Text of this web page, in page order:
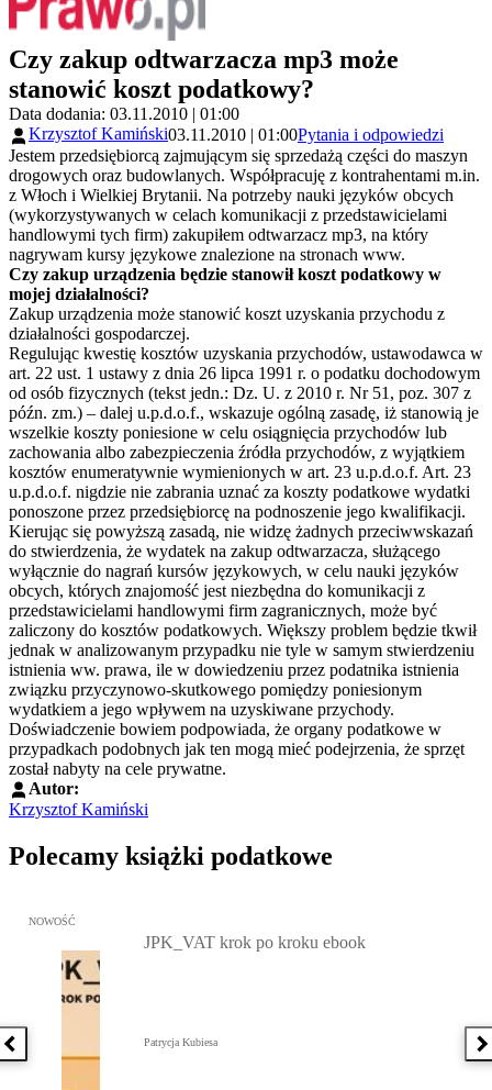
Czy zakup odtwarzacza mp3 może
stanowić koszt podatkowy?
Data dodania: 03.11.2010 | 01:00
Krzysztof Kamiński03.11.2010 | 01:00Pytania i odpowiedzi
Jestem przedsiębiorcą zajmującym się sprzedażą części do maszyn
drogowych oraz budowlanych. Współpracuję z kontrahentami m.in.
z Włoch i Wielkiej Brytanii. Na potrzeby nauki języków obcych
(wykorzystywanych w celach komunikacji z przedstawicielami
handlowymi tych firm) zakupiłem odtwarzacz mp3, na który
nagrywam kursy językowe znalezione na stronach www.
Czy zakup urządzenia będzie stanowił koszt podatkowy w
mojej działalności?
Zakup urządzenia może stanowić koszt uzyskania przychodu z
działalności gospodarczej.
Regulując kwestię kosztów uzyskania przychodów, ustawodawca w
art. 22 ust. 1 ustawy z dnia 26 lipca 1991 r. o podatku dochodowym
od osób fizycznych (tekst jedn.: Dz. U. z 2010 r. Nr 51, poz. 307 z
późn. zm.) – dalej u.p.d.o.f., wskazuje ogólną zasadę, iż stanowią je
wszelkie koszty poniesione w celu osiągnięcia przychodów lub
zachowania albo zabezpieczenia źródła przychodów, z wyjątkiem
kosztów enumeratywnie wymienionych w art. 23 u.p.d.o.f. Art. 23
u.p.d.o.f. nigdzie nie zabrania uznać za koszty podatkowe wydatki
ponoszone przez przedsiębiorcę na podnoszenie jego kwalifikacji.
Kierując się powyższą zasadą, nie widzę żadnych przeciwwskazań
do stwierdzenia, że wydatek na zakup odtwarzacza, służącego
wyłącznie do nagrań kursów językowych, w celu nauki języków
obcych, których znajomość jest niezbędna do komunikacji z
przedstawicielami handlowymi firm zagranicznych, może być
zaliczony do kosztów podatkowych. Większy problem będzie tkwił
jednak w analizowanym przypadku nie tyle w samym stwierdzeniu
istnienia ww. prawa, ile w dowiedzeniu przez podatnika istnienia
związku przyczynowo-skutkowego pomiędzy poniesionym
wydatkiem a jego wpływem na uzyskiwane przychody.
Doświadczenie bowiem podpowiada, że organy podatkowe w
przypadkach podobnych jak ten mogą mieć podejrzenia, że sprzęt
został nabyty na cele prywatne.
Autor:
Krzysztof Kamiński
Polecamy książki podatkowe
Poprzednia książka
Przejdź do: JPK_VAT krok po kroku ebook, Patrycja Kubiesa -
NOWOŚĆ
JPK_VAT krok po kroku ebook
Patrycja Kubiesa